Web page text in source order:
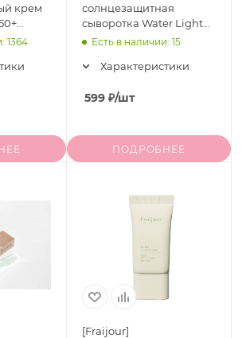
крем
Water
1364
солнцезащитная
сыворотка Water Light
Serum Sunscreen SPF 50
Есть в наличии: 15
Характеристики
599 ₽/шт
ПОДРОБНЕЕ
[Fraijour]